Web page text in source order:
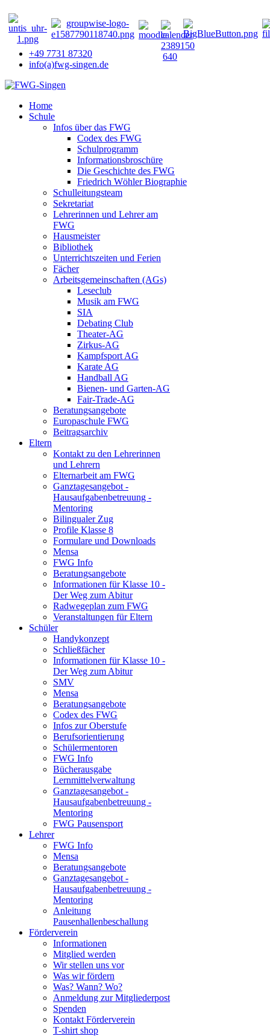
+49 7731 87320
info(a)fwg-singen.de
Home
Schule
Infos über das FWG
Codex des FWG
Schulprogramm
Informationsbroschüre
Die Geschichte des FWG
Friedrich Wöhler Biographie
Schulleitungsteam
Sekretariat
Lehrerinnen und Lehrer am
FWG
Hausmeister
Bibliothek
Unterrichtszeiten und Ferien
Fächer
Arbeitsgemeinschaften (AGs)
Leseclub
Musik am FWG
SIA
Debating Club
Theater-AG
Zirkus-AG
Kampfsport AG
Karate AG
Handball AG
Bienen- und Garten-AG
Fair-Trade-AG
Beratungsangebote
Europaschule FWG
Beitragsarchiv
Eltern
Kontakt zu den Lehrerinnen
und Lehrern
Elternarbeit am FWG
Ganztagesangebot -
Hausaufgabenbetreuung -
Mentoring
Bilingualer Zug
Profile Klasse 8
Formulare und Downloads
Mensa
FWG Info
Beratungsangebote
Informationen für Klasse 10 -
Der Weg zum Abitur
Radwegeplan zum FWG
Veranstaltungen für Eltern
Schüler
Handykonzept
Schließfächer
Informationen für Klasse 10 -
Der Weg zum Abitur
SMV
Mensa
Beratungsangebote
Codex des FWG
Infos zur Oberstufe
Berufsorientierung
Schülermentoren
FWG Info
Bücherausgabe
Lernmittelverwaltung
Ganztagesangebot -
Hausaufgabenbetreuung -
Mentoring
FWG Pausensport
Lehrer
FWG Info
Mensa
Beratungsangebote
Ganztagesangebot -
Hausaufgabenbetreuung -
Mentoring
Anleitung
Pausenhallenbeschallung
Förderverein
Informationen
Mitglied werden
Wir stellen uns vor
Was wir fördern
Was? Wann? Wo?
Anmeldung zur Mitgliederpost
Spenden
Kontakt Förderverein
T-shirt shop